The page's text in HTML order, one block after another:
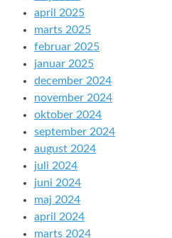
april 2025
marts 2025
februar 2025
januar 2025
december 2024
november 2024
oktober 2024
september 2024
august 2024
juli 2024
juni 2024
maj 2024
april 2024
marts 2024